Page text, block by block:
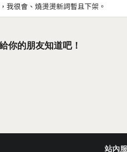
我很會、燒燙燙新詞暫且下架。
你的朋友知道吧！
站內